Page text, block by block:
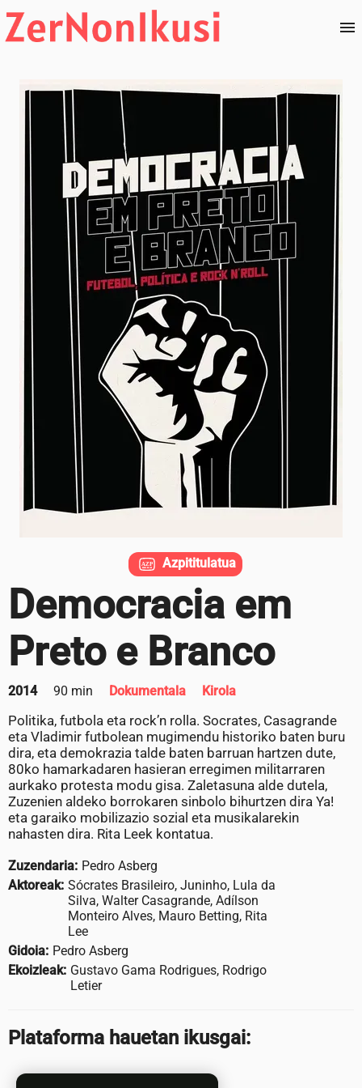
Democracia em
Preto e Branco
2014 90 min Dokumentala Kirola
Politika, futbola eta rock’n rolla. Socrates, Casagrande
eta Vladimir futbolean mugimendu historiko baten buru
dira, eta demokrazia talde baten barruan hartzen dute,
80ko hamarkadaren hasieran erregimen militarraren
aurkako protesta modu gisa. Zaletasuna alde dutela,
Zuzenien aldeko borrokaren sinbolo bihurtzen dira Ya!
eta garaiko mobilizazio sozial eta musikalarekin
nahasten dira. Rita Leek kontatua.
Zuzendaria: Pedro Asberg
Aktoreak: Sócrates Brasileiro, Juninho, Lula da
Silva, Walter Casagrande, Adílson
Monteiro Alves, Mauro Betting, Rita
Lee
Gidoia: Pedro Asberg
Ekoizleak: Gustavo Gama Rodrigues, Rodrigo
Letier
Plataforma hauetan ikusgai:
Azpititulatua